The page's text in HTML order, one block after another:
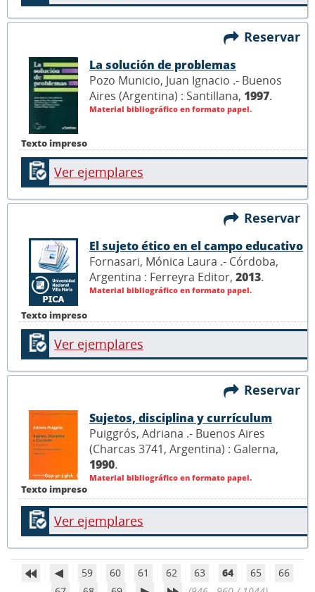
Reservar
Texto impreso
La solución de problemas
Pozo Municio, Juan Ignacio .- Buenos
Aires (Argentina) : Santillana, 1997.
Material bibliográfico en formato papel.
Ver ejemplares
Reservar
Texto impreso
El sujeto ético en el campo educativo
Fornasari, Mónica Laura .- Córdoba,
Argentina : Ferreyra Editor, 2013.
Material bibliográfico en formato papel.
Ver ejemplares
Reservar
Texto impreso
Sujetos, disciplina y currículum
Puiggrós, Adriana .- Buenos Aires
(Charcas 3741, Argentina) : Galerna,
1990.
Material bibliográfico en formato papel.
Ver ejemplares
59 60 61 62 63 64 65
66